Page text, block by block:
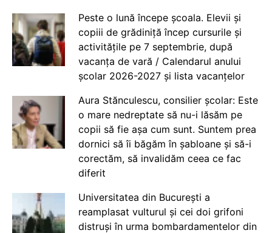
Peste o lună începe școala. Elevii și
copiii de grădiniță încep cursurile și
activitățile pe 7 septembrie, după
vacanța de vară / Calendarul anului
școlar 2026-2027 și lista vacanțelor
Aura Stănculescu, consilier școlar: Este
o mare nedreptate să nu-i lăsăm pe
copii să fie așa cum sunt. Suntem prea
dornici să îi băgăm în șabloane și să-i
corectăm, să invalidăm ceea ce fac
diferit
Universitatea din București a
reamplasat vulturul și cei doi grifoni
distruși în urma bombardamentelor din